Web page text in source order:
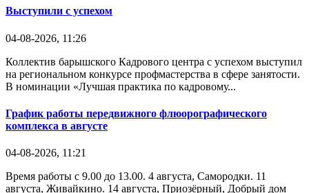
Выступили с успехом
04-08-2026, 11:26
Коллектив барышского Кадрового центра с успехом выступил
на региональном конкурсе профмастерства в сфере занятости.
В номинации «Лучшая практика по кадровому...
График работы передвижного флюорографического
комплекса в августе
04-08-2026, 11:21
Время работы с 9.00 до 13.00. 4 августа, Самородки. 11
августа, Живайкино. 14 августа, Приозёрный, Добрый дом